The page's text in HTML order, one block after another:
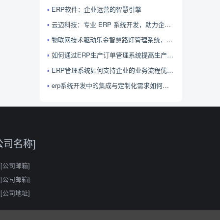
ERP软件：企业运营的智慧引擎
云迈科技：专业 ERP 系统开发，助力企业高效管理
物联网技术驱动乐金智慧路灯管理系统，共绘智慧城市建设新蓝图
如何通过ERP生产订单管理系统提高生产效率和减少成本？
ERP管理系统如何支持企业的业务流程优化？
erp系统开发中的集成与定制化需求如何平衡？
司名称]
司邮箱]
司邮箱]
司地址]